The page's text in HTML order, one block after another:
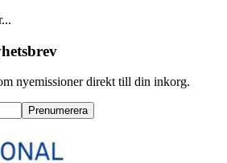
nyemissioner direkt till din inkorg.
Prenumerera